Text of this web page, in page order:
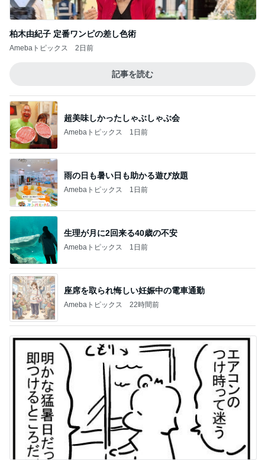
柏木由紀子 定番ワンピの差し色術
Amebaトピックス 2日前
記事を読む
超美味しかったしゃぶしゃぶ会
Amebaトピックス 1日前
雨の日も暑い日も助かる遊び放題
Amebaトピックス 1日前
生理が月に2回来る40歳の不安
Amebaトピックス 1日前
座席を取られ悔しい妊娠中の電車通勤
Amebaトピックス 22時間前